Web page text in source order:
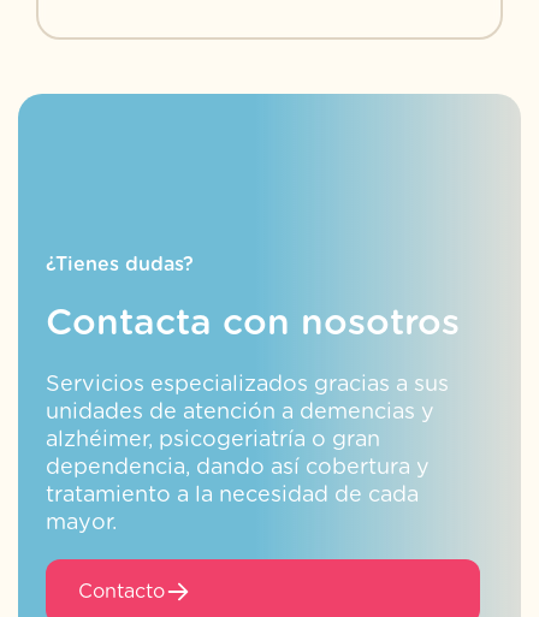
¿Tienes dudas?
Contacta con nosotros
Servicios especializados gracias a sus
unidades de atención a demencias y
alzhéimer, psicogeriatría o gran
dependencia, dando así cobertura y
tratamiento a la necesidad de cada
mayor.
Contacto